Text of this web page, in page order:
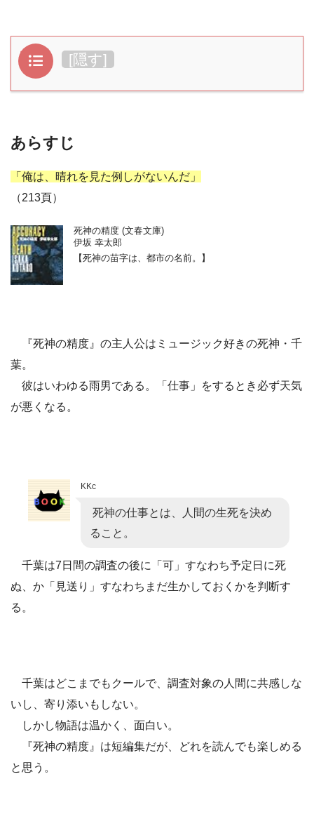
目次 [隠す]
あらすじ
「俺は、晴れを見た例しがないんだ」
（213頁）
死神の精度 (文春文庫)
伊坂 幸太郎
【死神の苗字は、都市の名前。】
『死神の精度』の主人公はミュージック好きの死神・千
葉。
彼はいわゆる雨男である。「仕事」をするとき必ず天気
が悪くなる。
KKc
死神の仕事とは、人間の生死を決め
ること。
千葉は7日間の調査の後に「可」すなわち予定日に死
ぬ、か「見送り」すなわちまだ生かしておくかを判断す
る。
千葉はどこまでもクールで、調査対象の人間に共感しな
いし、寄り添いもしない。
しかし物語は温かく、面白い。
『死神の精度』は短編集だが、どれを読んでも楽しめる
と思う。